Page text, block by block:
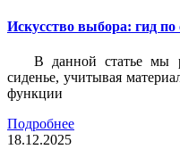
Искусство выбора: гид по
В данной статье мы
сиденье, учитывая
функции
Подробнее
18.12.2025